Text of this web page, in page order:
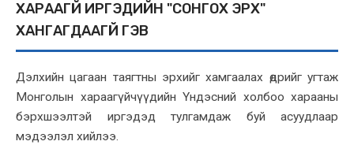
ХАРААГҮЙ ИРГЭДИЙН "СОНГОХ ЭРХ"
ХАНГАГДААГҮЙ ГЭВ
Дэлхийн цагаан таягтны эрхийг хамгаалах өдрийг угтаж
Монголын хараагүйчүүдийн Үндэсний холбоо харааны
бэрхшээлтэй иргэдэд тулгамдаж буй асуудлаар
мэдээлэл хийлээ.